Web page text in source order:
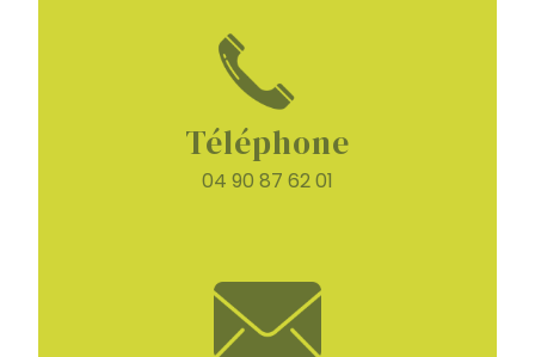
Téléphone
04 90 87 62 01